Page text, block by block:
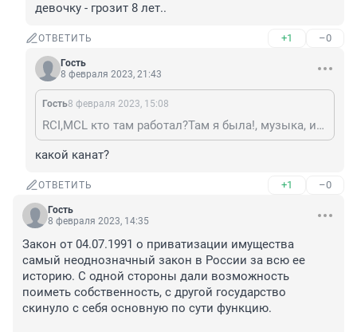
девочку - грозит 8 лет..
ОТВЕТИТЬ +1 –0
Гость
8 февраля 2023, 21:43
Гость8 февраля 2023, 15:08
RCI,MCL кто там работал?Там я была!, музыка, изо, труды это предметы начальной школы. Они нужны для общего развития, социализации, формирования личности, поиска талантов в ребенке. Физ-ра - предмет общего развития, социализации через командные игры. Другой вопрос, что они не должны оцениваться. Бред когда борцу ставят 3 за легкую атлетику, а игроку стартовой пятерки по баскетболу от школы ставят 3 за то что по канату медленно лазает.
какой канат?
ОТВЕТИТЬ +1 –0
Гость
8 февраля 2023, 14:35
Закон от 04.07.1991 о приватизации имущества
самый неоднозначный закон в России за всю ее
историю. С одной стороны дали возможность
поиметь собственность, с другой государство
скинуло с себя основную по сути функцию.